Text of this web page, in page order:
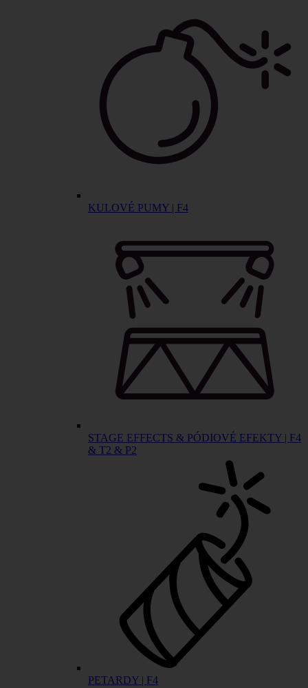
KULOVÉ PUMY | F4
STAGE EFFECTS & PÓDIOVÉ EFEKTY | F4
& T2 & P2
PETARDY | F4